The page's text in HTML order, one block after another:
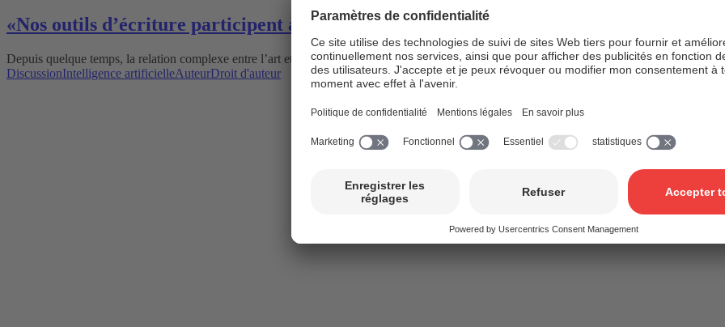
«Nos outils d’écriture participent à l’élaboration de nos pensées»
Depuis quelque temps, la relation complexe entre l’art et la technologie prend un nouvel essor. La raison? L’intelligence artificielle
DiscussionIntelligence artificielleAuteurDroit d'auteur